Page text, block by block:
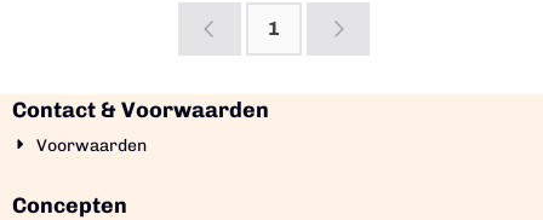
1
Contact & Voorwaarden
Voorwaarden
Concepten